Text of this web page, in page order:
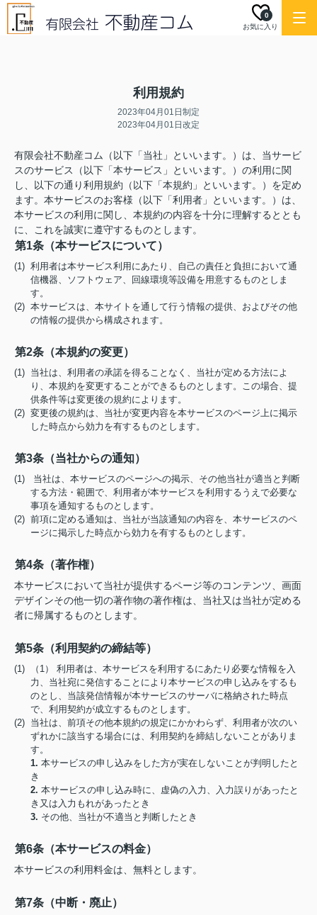
お気に入り
0
利用規約
2023年04月01日制定
2023年04月01日改定
有限会社不動産コム（以下「当社」といいます。）は、当サービ
スのサービス（以下「本サービス」といいます。）の利用に関
し、以下の通り利用規約（以下「本規約」といいます。）を定め
ます。本サービスのお客様（以下「利用者」といいます。）は、
本サービスの利用に関し、本規約の内容を十分に理解するととも
に、これを誠実に遵守するものとします。
第1条（本サービスについて）
(1) 利用者は本サービス利用にあたり、自己の責任と負担において通
信機器、ソフトウェア、回線環境等設備を用意するものとしま
す。
(2) 本サービスは、本サイトを通して行う情報の提供、およびその他
の情報の提供から構成されます。
第2条（本規約の変更）
(1) 当社は、利用者の承諾を得ることなく、当社が定める方法によ
り、本規約を変更することができるものとします。この場合、提
供条件等は変更後の規約によります。
(2) 変更後の規約は、当社が変更内容を本サービスのページ上に掲示
した時点から効力を有するものとします。
第3条（当社からの通知）
(1) 当社は、本サービスのページへの掲示、その他当社が適当と判断
する方法・範囲で、利用者が本サービスを利用するうえで必要な
事項を通知するものとします。
(2) 前項に定める通知は、当社が当該通知の内容を、本サービスのペ
ージに掲示した時点から効力を有するものとします。
第4条（著作権）
本サービスにおいて当社が提供するページ等のコンテンツ、画面
デザインその他一切の著作物の著作権は、当社又は当社が定める
者に帰属するものとします。
第5条（利用契約の締結等）
(1) （1） 利用者は、本サービスを利用するにあたり必要な情報を入
力、当社宛に発信することにより本サービスの申し込みをするも
のとし、当該発信情報が本サービスのサーバに格納された時点
で、利用契約が成立するものとします。
(2) 当社は、前項その他本規約の規定にかかわらず、利用者が次のい
ずれかに該当する場合には、利用契約を締結しないことがありま
す。
1. 本サービスの申し込みをした方が実在しないことが判明したと
き
2. 本サービスの申し込み時に、虚偽の入力、入力誤りがあったと
き又は入力もれがあったとき
3. その他、当社が不適当と判断したとき
第6条（本サービスの料金）
本サービスの利用料金は、無料とします。
第7条（中断・廃止）